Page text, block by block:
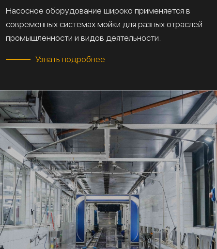
Насосное оборудование широко применяется в
современных системах мойки для разных отраслей
промышленности и видов деятельности.
Узнать подробнее